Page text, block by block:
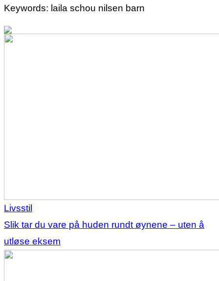
Keywords: laila schou nilsen barn
Livsstil
Slik tar du vare på huden rundt øynene – uten å
utløse eksem